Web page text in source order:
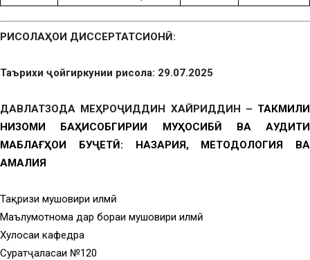
РИСОЛАҲОИ ДИССЕРТАТСИОНӢ:
Таърихи ҷойгиркунии рисола: 29.07.2025
ДАВЛАТЗОДА МЕҲРОҶИДДИН ХАЙРИДДИН – ТАКМИЛИ
НИЗОМИ БАҲИСОБГИРИИ МУҲОСИБӢ ВА АУДИТИ
МАБЛАҒҲОИ БУҶЕТӢ: НАЗАРИЯ, МЕТОДОЛОГИЯ ВА
АМАЛИЯ
Тақризи мушовири илмӣ
Маълумотнома дар бораи мушовири илмӣ
Хулосаи кафедра
Суратҷаласаи №120